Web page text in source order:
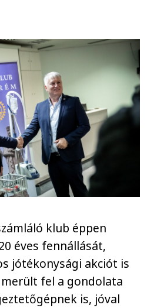
klub éppen
éves fennállását,
jótékonysági akciót is
fel a gondolata
is, jóval